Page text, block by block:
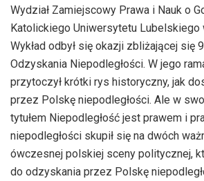
Wydział Zamiejscowy Prawa i Nauk o
Katolickiego Uniwersytetu Lubelskiego
Wykład odbył się okazji zbliżającej się
Odzyskania Niepodległości. W jego
przytoczył krótki rys historyczny, jak
przez Polskę niepodległości. Ale w
tytułem Niepodległość jest prawem i
niepodległości skupił się na dwóch
ówczesnej polskiej sceny politycznej,
do odzyskania przez Polskę